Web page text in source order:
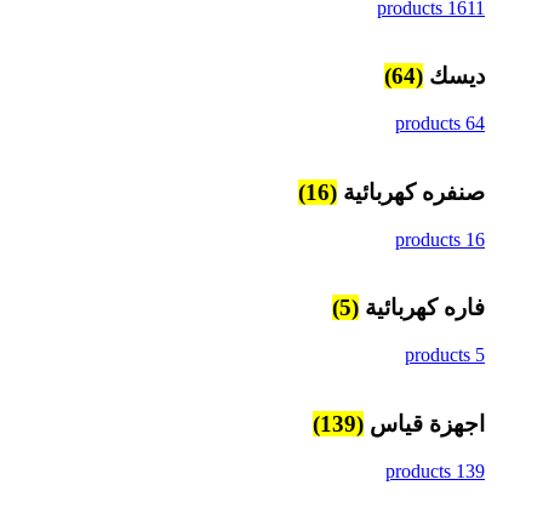
1611 products
ديسك (64)
64 products
صنفره كهربائية (16)
16 products
فاره كهربائية (5)
5 products
اجهزة قياس (139)
139 products